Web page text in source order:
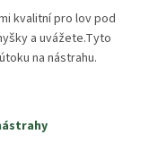
kvalitní pro lov pod
a uvážete.Tyto
na nástrahu.